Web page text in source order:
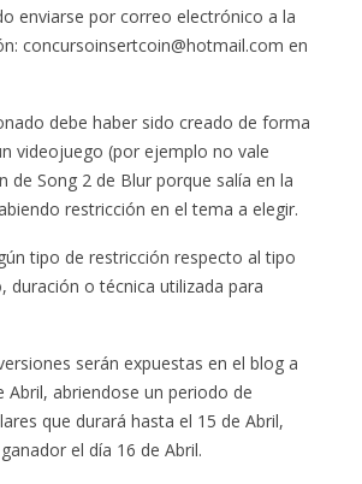
enviarse por correo electrónico a la
concursoinsertcoin@hotmail.com en
debe haber sido creado de forma
videojuego (por ejemplo no vale
de Song 2 de Blur porque salía en la
restricción en el tema a elegir.
tipo de restricción respecto al tipo
duración o técnica utilizada para
serán expuestas en el blog a
Abril, abriendose un periodo de
que durará hasta el 15 de Abril,
el día 16 de Abril.